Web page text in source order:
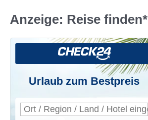
Anzeige: Reise finden*
Urlaub zum Bestpreis